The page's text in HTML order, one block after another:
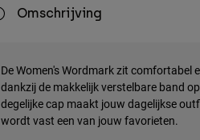
Omschrijving
De Women's Wordmark zit comfortabel
dankzij de makkelijk verstelbare band
degelijke cap maakt jouw dagelijkse
wordt vast een van jouw favorieten.